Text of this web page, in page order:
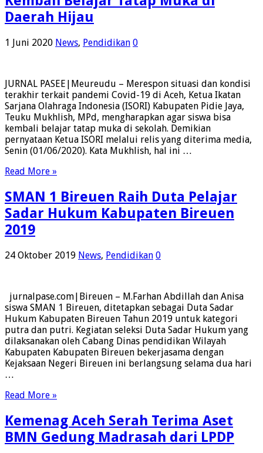
Daerah Hijau
1 Juni 2020 News, Pendidikan 0
JURNAL PASEE|Meureudu – Merespon situasi dan kondisi
terakhir terkait pandemi Covid-19 di Aceh, Ketua Ikatan
Sarjana Olahraga Indonesia (ISORI) Kabupaten Pidie Jaya,
Teuku Mukhlish, MPd, mengharapkan agar siswa bisa
kembali belajar tatap muka di sekolah. Demikian
pernyataan Ketua ISORI melalui relis yang diterima media,
Senin (01/06/2020). Kata Mukhlish, hal ini …
Read More »
SMAN 1 Bireuen Raih Duta Pelajar
Sadar Hukum Kabupaten Bireuen
2019
24 Oktober 2019 News, Pendidikan 0
jurnalpase.com|Bireuen – M.Farhan Abdillah dan Anisa
siswa SMAN 1 Bireuen, ditetapkan sebagai Duta Sadar
Hukum Kabupaten Bireuen Tahun 2019 untuk kategori
putra dan putri. Kegiatan seleksi Duta Sadar Hukum yang
dilaksanakan oleh Cabang Dinas pendidikan Wilayah
Kabupaten Kabupaten Bireuen bekerjasama dengan
Kejaksaan Negeri Bireuen ini berlangsung selama dua hari
…
Read More »
Kemenag Aceh Serah Terima Aset
BMN Gedung Madrasah dari LPDP